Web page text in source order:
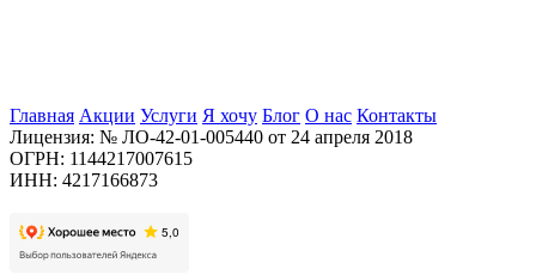
Главная Акции Услуги Я хочу Блог О нас Контакты
Лицензия: № ЛО-42-01-005440 от 24 апреля 2018
ОГРН: 1144217007615
ИНН: 4217166873